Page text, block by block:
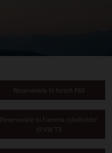
Reservedele til fortelt F65
Reservedele til Fiamma cykelholder
til VW T3